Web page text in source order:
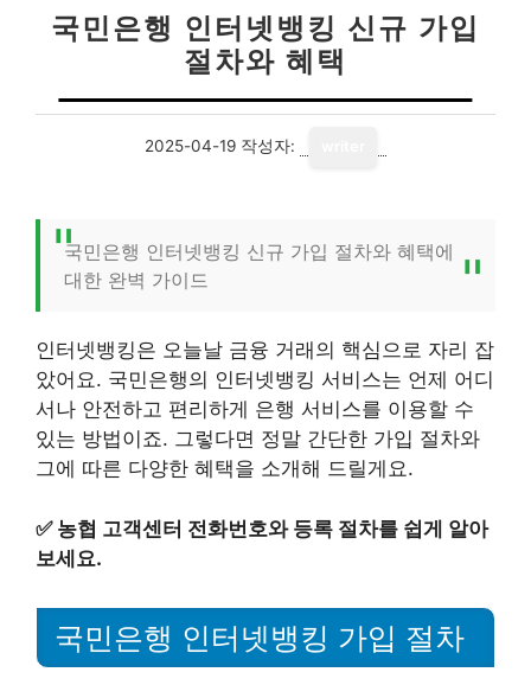
국민은행 인터넷뱅킹 신규 가입
절차와 혜택
2025-04-19 작성자:
국민은행 인터넷뱅킹 신규 가입 절차와 혜택에
대한 완벽 가이드
인터넷뱅킹은 오늘날 금융 거래의 핵심으로 자리 잡
았어요. 국민은행의 인터넷뱅킹 서비스는 언제 어디
서나 안전하고 편리하게 은행 서비스를 이용할 수
있는 방법이죠. 그렇다면 정말 간단한 가입 절차와
그에 따른 다양한 혜택을 소개해 드릴게요.
✅ 농협 고객센터 전화번호와 등록 절차를 쉽게 알아
보세요.
국민은행 인터넷뱅킹 가입 절차